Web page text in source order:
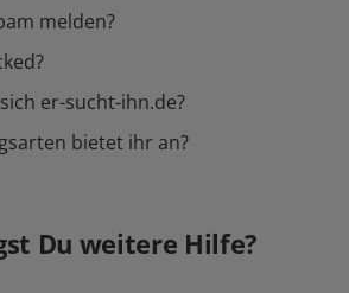
melden?
er-sucht-ihn.de?
bietet ihr an?
Du weitere Hilfe?